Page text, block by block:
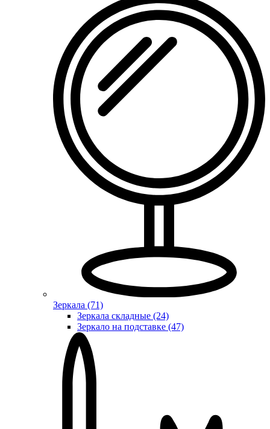
Зеркала (71)
Зеркала складные (24)
Зеркало на подставке (47)